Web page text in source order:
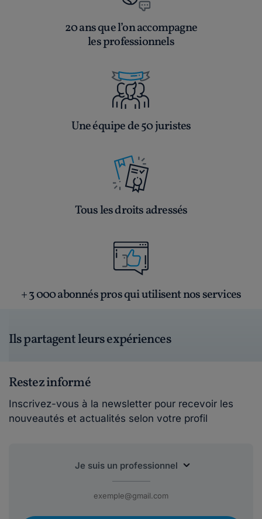
20 ans que l’on accompagne
les professionnels
Une équipe de 50 juristes
Tous les droits adressés
+ 3 000 abonnés pros qui utilisent nos services
Ils partagent leurs expériences
Restez informé
Inscrivez-vous à la newsletter pour recevoir les
nouveautés et actualités selon votre profil